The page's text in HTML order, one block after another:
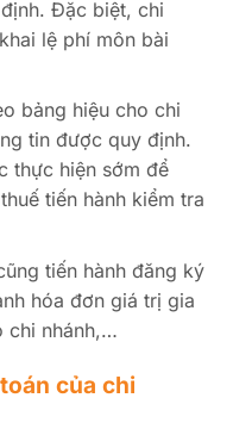
Đặc biệt, chi
lệ phí môn bài
bảng hiệu cho chi
tin được quy định.
thực hiện sớm để
tiến hành kiểm tra
tiến hành đăng ký
hóa đơn giá trị gia
chi nhánh,…
của chi